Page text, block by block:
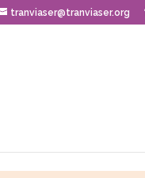
tranviaser@tranviaser.org